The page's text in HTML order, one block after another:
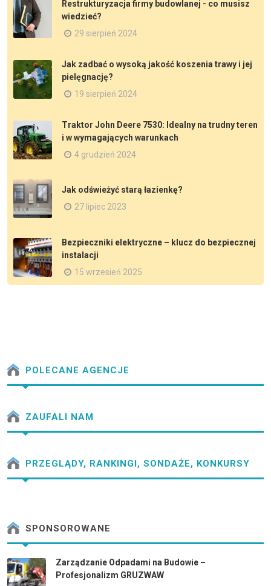
Restrukturyzacja firmy budowlanej - co musisz
wiedzieć?
29 sierpień 2024
Jak zadbać o wysoką jakość koszenia trawy i jej
pielęgnację?
19 sierpień 2024
Traktor John Deere 7530: Idealny na trudny teren
i w wymagających warunkach
4 grudzień 2024
Jak odświeżyć starą łazienkę?
27 lipiec 2023
Bezpieczniki elektryczne – klucz do bezpiecznej
instalacji
15 wrzesień 2025
POLECANE AGENCJE
ZAUFALI NAM
PRZEGLĄDY, RANKINGI, SONDAŻE, KONKURSY
SPONSOROWANE
Zarządzanie Odpadami na Budowie –
Profesjonalizm GRUZWAW